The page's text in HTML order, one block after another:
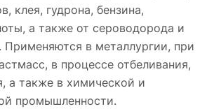
клея, гудрона, бензина,
а также от сероводорода и
Применяются в металлургии, при
в процессе отбеливания,
а также в химической и
промышленности.